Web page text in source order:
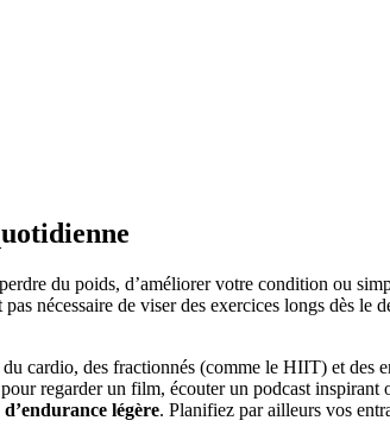
du poids, d’améliorer votre condition ou
pas nécessaire de viser des exercices longs dès
cardio, des fractionnés (comme le HIIT) et des
regarder un film, écouter un podcast
légère. Planifiez par ailleurs vos